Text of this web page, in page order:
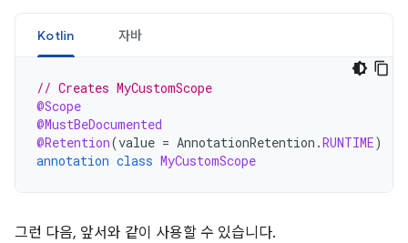
Kotlin 자바
// Creates MyCustomScope
@Scope
@MustBeDocumented
@Retention(value = AnnotationRetention .RUNTIME)
annotation class MyCustomScope
그런 다음, 앞서와 같이 사용할 수 있습니다.